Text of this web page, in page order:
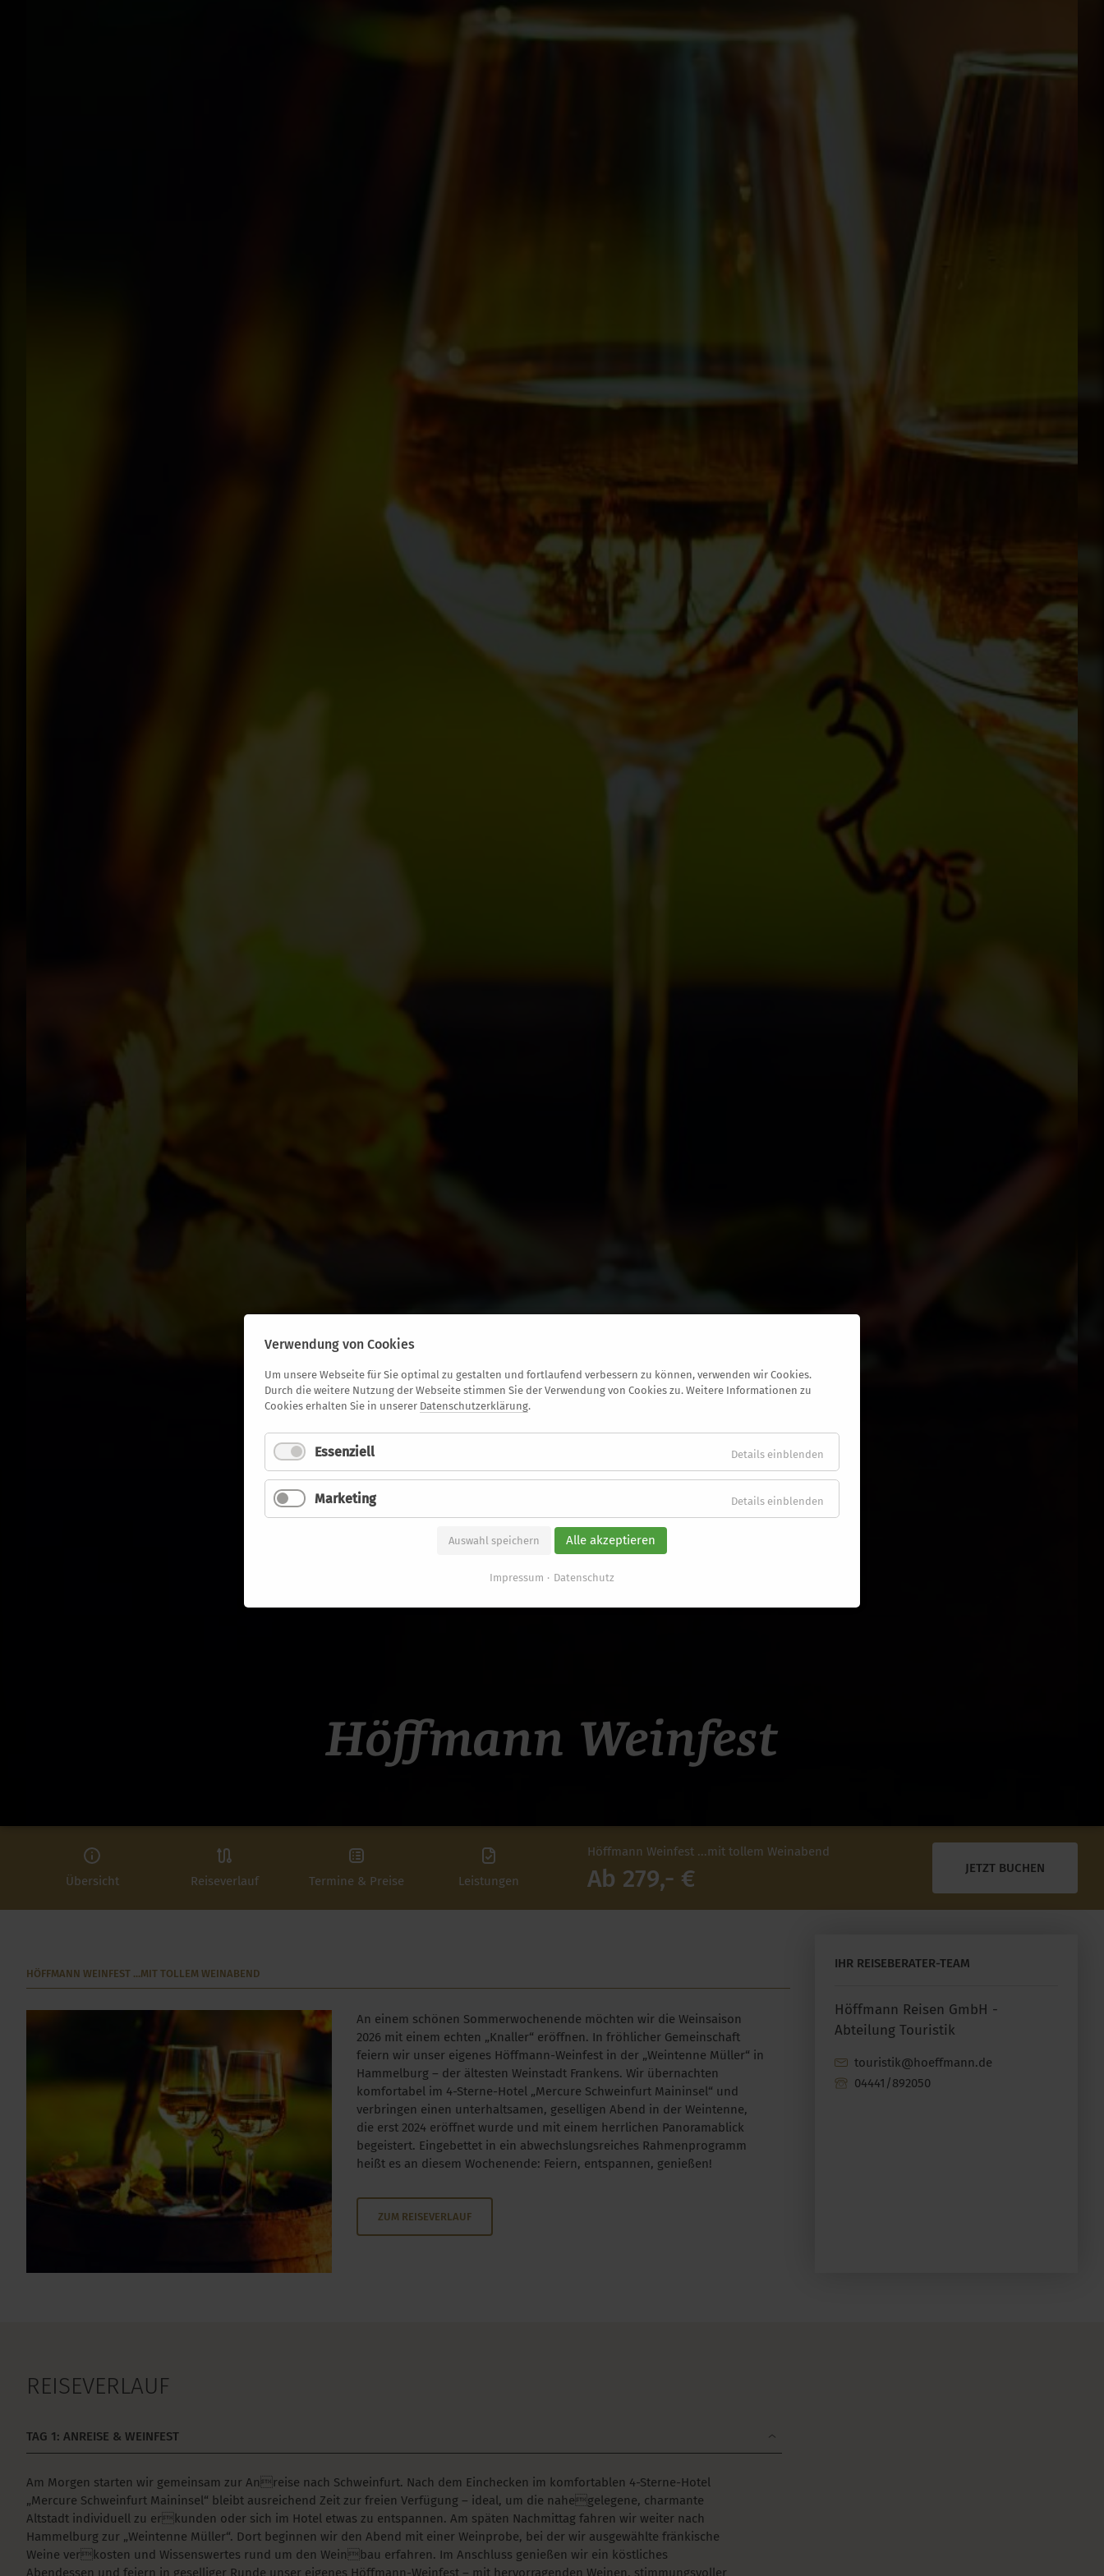
Höffmann Weinfest
Übersicht Reiseverlauf Termine & Preise Leistungen
Höffmann Weinfest ...mit tollem Weinabend
Ab 279,- € JETZT BUCHEN
HÖFFMANN WEINFEST ...MIT TOLLEM WEINABEND
An einem schönen Sommerwochenende möchten wir die Weinsaison
2026 mit einem echten „Knaller“ eröffnen. In fröhlicher Gemeinschaft
feiern wir unser eigenes Höffmann-Weinfest in der „Weintenne Müller“ in
Hammelburg – der ältesten Weinstadt Frankens. Wir übernachten
komfortabel im 4-Sterne-Hotel „Mercure Schweinfurt Maininsel“ und
verbringen einen unterhaltsamen, geselligen Abend in der Weintenne,
die erst 2024 eröffnet wurde und mit einem herrlichen Panoramablick
begeistert. Eingebettet in ein abwechslungsreiches Rahmenprogramm
heißt es an diesem Wochenende: Feiern, entspannen, genießen!
ZUM REISEVERLAUF
IHR REISEBERATER-TEAM
Höffmann Reisen GmbH -
Abteilung Touristik
touristik@hoeffmann.de
04441/892050
REISEVERLAUF
TAG 1: ANREISE & WEINFEST
Am Morgen starten wir gemeinsam zur Anreise nach Schweinfurt. Nach dem Einchecken im komfortablen 4-Sterne-Hotel
„Mercure Schweinfurt Maininsel“ bleibt ausreichend Zeit zur freien Verfügung – ideal, um die nahegelegene, charmante
Altstadt individuell zu erkunden oder sich im Hotel etwas zu entspannen. Am späten Nachmittag fahren wir weiter nach
Hammelburg zur „Weintenne Müller“. Dort beginnen wir den Abend mit einer Weinprobe, bei der wir ausgewählte fränkische
Weine verkosten und Wissenswertes rund um den Weinbau erfahren. Im Anschluss genießen wir ein köstliches
Abendessen und feiern in geselliger Runde unser eigenes Höffmann-Weinfest – mit hervorragenden Weinen, stimmungsvoller
Verwendung von Cookies
Um unsere Webseite für Sie optimal zu gestalten und fortlaufend verbessern zu können, verwenden wir Cookies.
Durch die weitere Nutzung der Webseite stimmen Sie der Verwendung von Cookies zu. Weitere Informationen zu
Cookies erhalten Sie in unserer Datenschutzerklärung.
Essenziell Details einblenden
Marketing Details einblenden
Auswahl speichern Alle akzeptieren
Impressum Datenschutz